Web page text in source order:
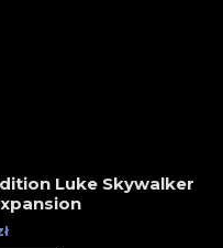
Luke Skywalker